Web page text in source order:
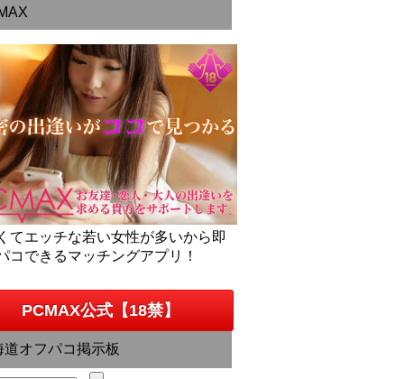
てエッチな若い女性が多いから即
コできるマッチングアプリ！
PCMAX公式【18禁】
道オフパコ掲示板